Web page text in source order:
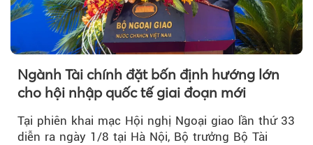
Ngành Tài chính đặt bốn định hướng lớn
cho hội nhập quốc tế giai đoạn mới
Tại phiên khai mạc Hội nghị Ngoại giao lần thứ 33
diễn ra ngày 1/8 tại Hà Nội, Bộ trưởng Bộ Tài